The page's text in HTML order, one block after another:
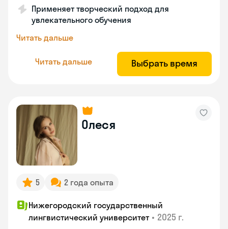
Применяет творческий подход для
увлекательного обучения
Читать дальше
Читать дальше Выбрать время
Олеся
5 2 года опыта
Нижегородский государственный
лингвистический университет • 2025 г.